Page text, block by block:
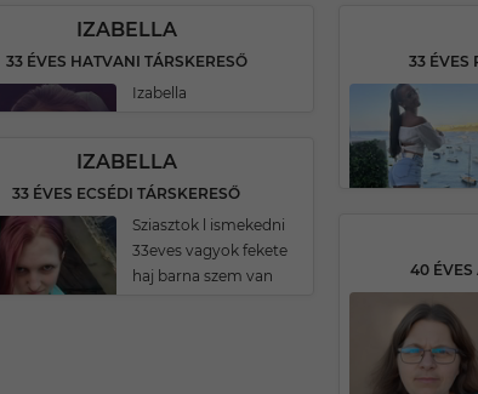
IZABELLA
33 ÉVES HATVANI TÁRSKERESŐ
Izabella
IZABELLA
33 ÉVES ECSÉDI TÁRSKERESŐ
Sziasztok l ismekedni
33eves vagyok fekete
haj barna szem van
33 ÉVES
40 ÉVES